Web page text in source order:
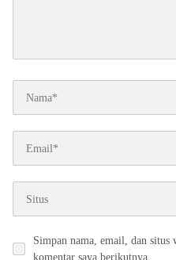
Simpan nama, email, dan situs
komentar saya berikutnya.